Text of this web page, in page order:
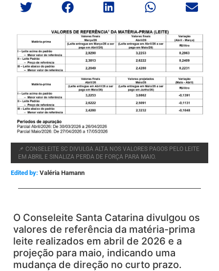
📌 CONSELEITE SC DIVULGA ALTA NOS VALORES PAGOS PELO LEITE
EM ABRIL E SINALIZA PERDA DE FORÇA PARA MAIO.
Edited by: Valéria Hamann
O Conseleite Santa Catarina divulgou os
valores de referência da matéria-prima
leite realizados em abril de 2026 e a
projeção para maio, indicando uma
mudança de direção no curto prazo.